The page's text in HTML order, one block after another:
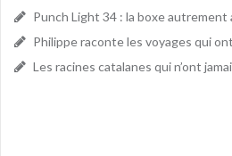
Punch Light 34 : la boxe autrement
Philippe raconte les voyages qui
Les racines catalanes qui n’ont